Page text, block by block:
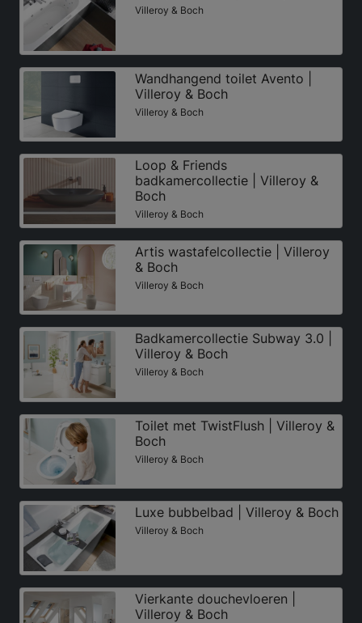
Villeroy & Boch
Wandhangend toilet Avento |
Villeroy & Boch
Villeroy & Boch
Loop & Friends
badkamercollectie | Villeroy &
Boch
Villeroy & Boch
Artis wastafelcollectie | Villeroy
& Boch
Villeroy & Boch
Badkamercollectie Subway 3.0 |
Villeroy & Boch
Villeroy & Boch
Toilet met TwistFlush | Villeroy &
Boch
Villeroy & Boch
Luxe bubbelbad | Villeroy & Boch
Villeroy & Boch
Vierkante douchevloeren |
Villeroy & Boch